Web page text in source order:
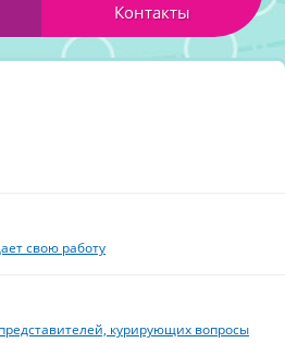
Контакты
свою работу
курирующих вопросы